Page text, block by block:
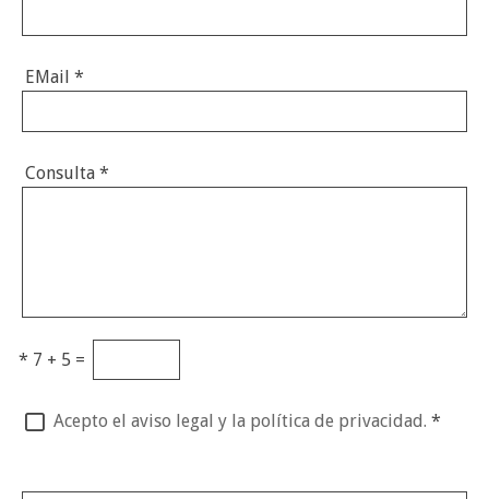
EMail *
Consulta *
* 7 + 5 =
Acepto el aviso legal y la política de privacidad. *